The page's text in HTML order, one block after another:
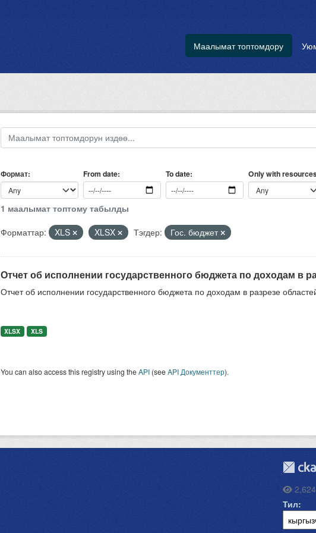
Маалымат топтомдору
Формат From date To date Only with
1 маалымат топтому табылды
Форматтар:
XLS XLSX Тэгдер: Гос. бюджет
Отчет об исполнении государственного бюджета по доходам в
Отчет об исполнении государственного бюджета по доходам в разрезе
XLSX XLS
You can also access this registry using theAPI(seeAPI Документтер).
Тил